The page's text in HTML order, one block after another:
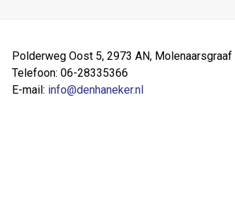
Polderweg Oost 5, 2973 AN, Molenaarsgraaf
Telefoon: 06-28335366
E-mail: info@denhaneker.nl